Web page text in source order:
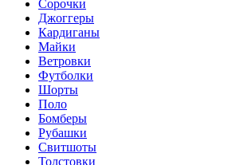
Сорочки
Джоггеры
Кардиганы
Майки
Ветровки
Футболки
Шорты
Поло
Бомберы
Рубашки
Свитшоты
Толстовки